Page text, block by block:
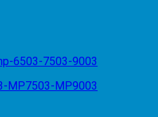
MP7503-MP9003